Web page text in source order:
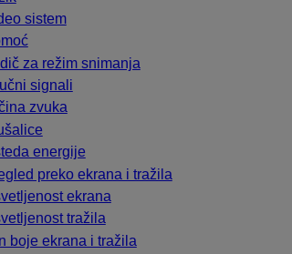
sistem
za režim snimanja
signali
zvuka
energije
preko ekrana i tražila
ekrana
tražila
boje ekrana i tražila